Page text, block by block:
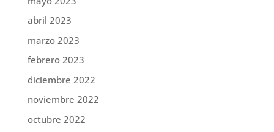
abril 2023
marzo 2023
febrero 2023
diciembre 2022
noviembre 2022
octubre 2022